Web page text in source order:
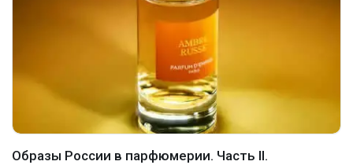
Образы России в парфюмерии. Часть II.